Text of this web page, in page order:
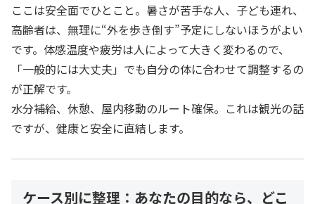
ここは安全面でひとこと。暑さが苦手な人、子ども連れ、
高齢者は、無理に“外を歩き倒す”予定にしないほうがよい
です。体感温度や疲労は人によって大きく変わるので、
「一般的には大丈夫」でも自分の体に合わせて調整するの
が正解です。
水分補給、休憩、屋内移動のルート確保。これは観光の話
ですが、健康と安全に直結します。
ケース別に整理：あなたの目的なら、どこ